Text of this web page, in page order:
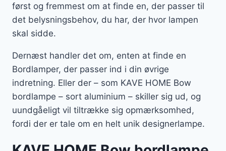
først og fremmest om at finde en, der passer til
det belysningsbehov, du har, der hvor lampen
skal sidde.
Dernæst handler det om, enten at finde en
Bordlamper, der passer ind i din øvrige
indretning. Eller der – som KAVE HOME Bow
bordlampe – sort aluminium – skiller sig ud, og
uundgåeligt vil tiltrække sig opmærksomhed,
fordi der er tale om en helt unik designerlampe.